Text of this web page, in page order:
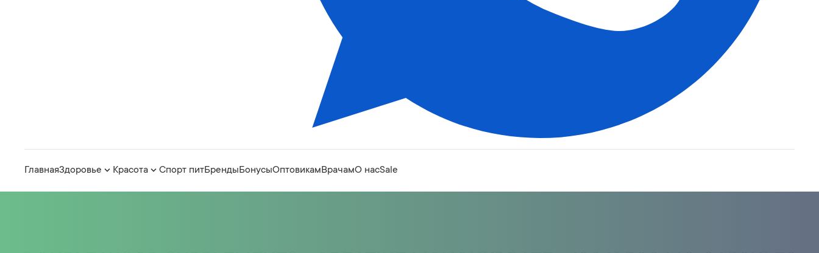
ГлавнаяЗдоровье Красота Спорт питБрендыБонусыОптовикамВрачамО насSale